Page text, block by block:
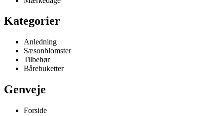
Kategorier
Anledning
Sæsonblomster
Tilbehør
Bårebuketter
Genveje
Forside